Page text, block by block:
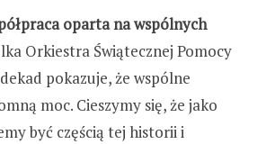
oparta na wspólnych
Orkiestra Świątecznej Pomocy
pokazuje, że wspólne
moc. Cieszymy się, że jako
być częścią tej historii i